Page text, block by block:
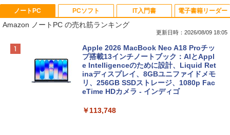
ノートPC
Amazon ノートPC の売れ筋ランキング
更新日時：2026/08/09 18:05
Apple 2026 MacBook Neo A18 Proチッ
プ搭載13インチノートブック：AIとAppl
e Intelligenceのために設計、Liquid Ret
inaディスプレイ、8GBユニファイドメモ
リ、256GB SSDストレージ、1080p Fac
eTime HDカメラ - インディゴ
￥113,748
PCソフト IT入門書 電子書籍リーダー